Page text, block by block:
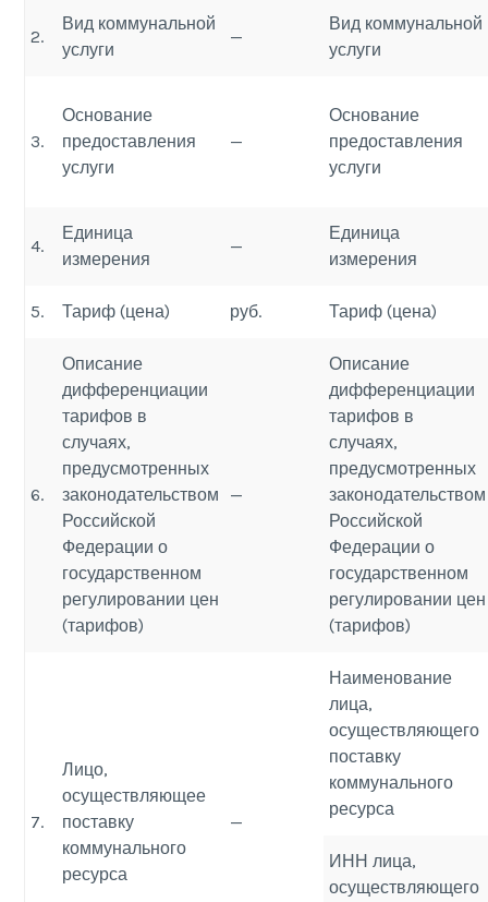
2.
Вид коммунальной
услуги
—
Вид коммунальной
услуги
3.
Основание
предоставления
услуги
—
Основание
предоставления
услуги
4.
Единица
измерения
—
Единица
измерения
5. Тариф (цена) руб. Тариф (цена)
6.
Описание
дифференциации
тарифов в
случаях,
предусмотренных
законодательством
Российской
Федерации о
государственном
регулировании цен
(тарифов)
—
Описание
дифференциации
тарифов в
случаях,
предусмотренных
законодательством
Российской
Федерации о
государственном
регулировании цен
(тарифов)
7.
Лицо,
осуществляющее
поставку
коммунального
ресурса
—
Наименование
лица,
осуществляющего
поставку
коммунального
ресурса
ИНН лица,
осуществляющего